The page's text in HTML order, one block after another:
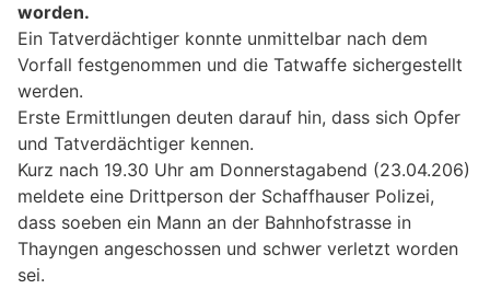
worden.
Ein Tatverdächtiger konnte unmittelbar nach dem
Vorfall festgenommen und die Tatwaffe sichergestellt
werden.
Erste Ermittlungen deuten darauf hin, dass sich Opfer
und Tatverdächtiger kennen.
Kurz nach 19.30 Uhr am Donnerstagabend (23.04.206)
meldete eine Drittperson der Schaffhauser Polizei,
dass soeben ein Mann an der Bahnhofstrasse in
Thayngen angeschossen und schwer verletzt worden
sei.